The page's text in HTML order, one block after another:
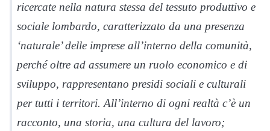
ricercate nella natura stessa del tessuto produttivo e
sociale lombardo, caratterizzato da una presenza
‘naturale’ delle imprese all’interno della comunità,
perché oltre ad assumere un ruolo economico e di
sviluppo, rappresentano presidi sociali e culturali
per tutti i territori. All’interno di ogni realtà c’è un
racconto, una storia, una cultura del lavoro;